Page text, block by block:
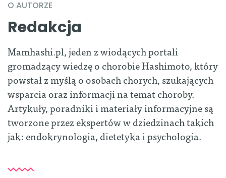
O AUTORZE
Redakcja
Mamhashi.pl, jeden z wiodących portali
gromadzący wiedzę o chorobie Hashimoto, który
powstał z myślą o osobach chorych, szukających
wsparcia oraz informacji na temat choroby.
Artykuły, poradniki i materiały informacyjne są
tworzone przez ekspertów w dziedzinach takich
jak: endokrynologia, dietetyka i psychologia.